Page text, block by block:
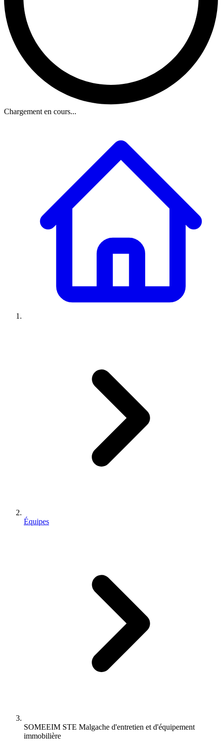
Chargement en cours...
Équipes
SOMEEIM STE Malgache d'entretien et d'équipement
immobilière